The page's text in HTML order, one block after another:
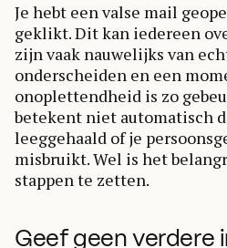
Je hebt een valse mail
geklikt. Dit kan iedereen
zijn vaak nauwelijks van
onderscheiden en een
onoplettendheid is zo
betekent niet automatisch
leeggehaald of je
misbruikt. Wel is het
stappen te zetten.
Geef geen verdere